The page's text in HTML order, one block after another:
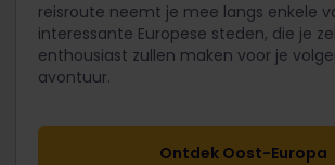
reisroute neemt je mee langs enkele
interessante Europese steden, die je
enthousiast zullen maken voor je
avontuur.
Ontdek Oost-Europa